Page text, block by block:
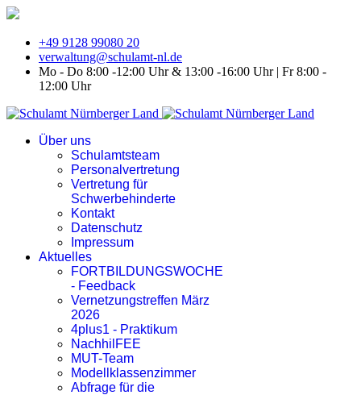
+49 9128 99080 20
verwaltung@schulamt-nl.de
Mo - Do 8:00 -12:00 Uhr & 13:00 -16:00 Uhr | Fr 8:00 -
12:00 Uhr
Über uns
Schulamtsteam
Personalvertretung
Vertretung für
Schwerbehinderte
Kontakt
Datenschutz
Impressum
Aktuelles
FORTBILDUNGSWOCHE
- Feedback
Vernetzungstreffen März
2026
4plus1 - Praktikum
NachhilFEE
MUT-Team
Modellklassenzimmer
Abfrage für die